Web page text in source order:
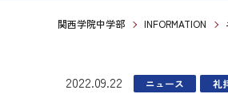
関西学院中学部 INFORMATION
2022.09.22 ニュース 礼